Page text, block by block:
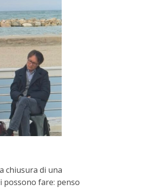
chiusura di una
possono fare: penso